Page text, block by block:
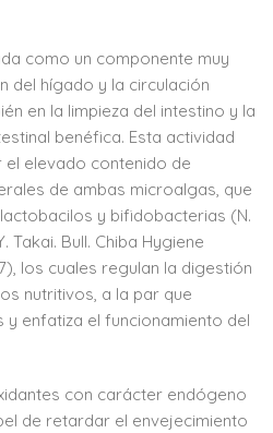
como un componente muy
del hígado y la circulación
en la limpieza del intestino y la
benéfica. Esta actividad
elevado contenido de
de ambas microalgas, que
y bifidobacterias (N.
Takai. Bull. Chiba Hygiene
los cuales regulan la digestión
nutritivos, a la par que
enfatiza el funcionamiento del
con carácter endógeno
de retardar el envejecimiento